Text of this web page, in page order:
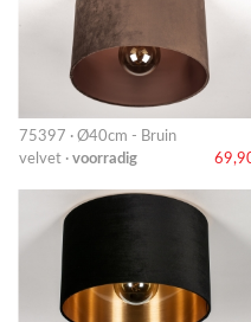
75397 · Ø40cm - Bruin
velvet · voorradig